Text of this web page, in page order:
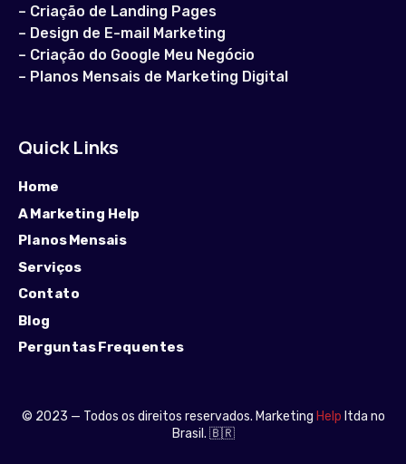
– Criação de Landing Pages
– Design de E-mail Marketing
– Criação do Google Meu Negócio
– Planos Mensais de Marketing Digital
Quick Links
Home
A Marketing Help
Planos Mensais
Serviços
Contato
Blog
Perguntas Frequentes
© 2023 — Todos os direitos reservados. Marketing Help ltda no
Brasil. 🇧🇷